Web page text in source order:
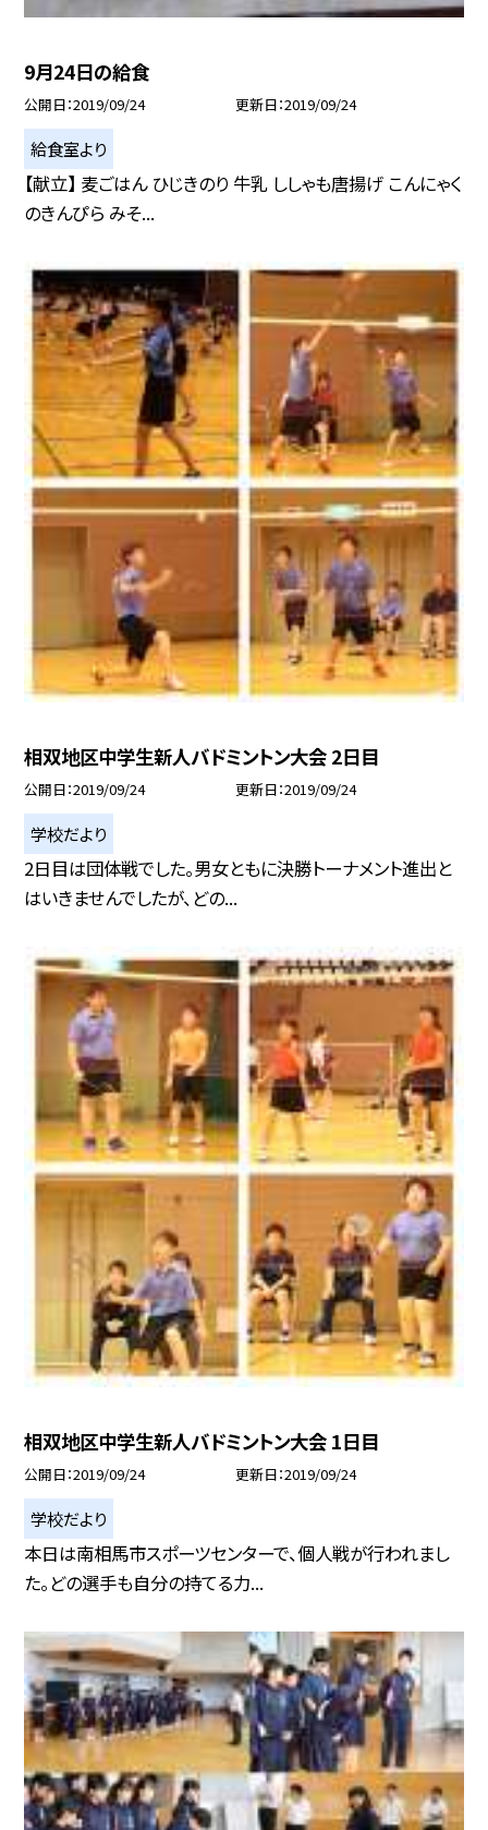
9月24日の給食
公開日 2019/09/24 更新日 2019/09/24
給食室より
【献立】 麦ごはん ひじきのり 牛乳 ししゃも唐揚げ こんにゃく
のきんぴら みそ...
相双地区中学生新人バドミントン大会 2日目
公開日 2019/09/24 更新日 2019/09/24
学校だより
2日目は団体戦でした。男女ともに決勝トーナメント進出と
はいきませんでしたが、どの...
相双地区中学生新人バドミントン大会 1日目
公開日 2019/09/24 更新日 2019/09/24
学校だより
本日は南相馬市スポーツセンターで、個人戦が行われまし
た。どの選手も自分の持てる力...